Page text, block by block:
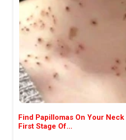
аудитория,
прозрачност и
наша страна.
новините
пълния си
Find Papillomas On Your
First Stage Of...